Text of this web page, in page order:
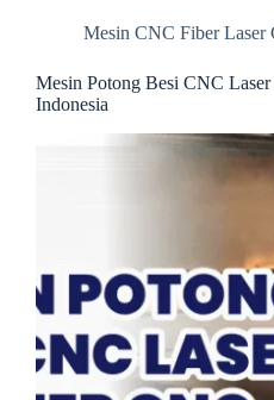
Mesin CNC Fiber Laser
Mesin Potong Besi CNC
Indonesia